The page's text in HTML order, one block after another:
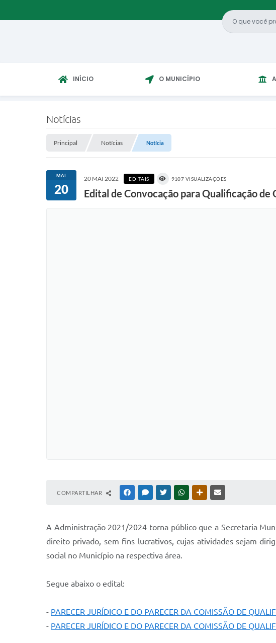
INÍCIO O MUNICÍPIO
Notícias
Principal Notícias Notícia
MAI
20
20 MAI 2022 EDITAIS 9107 VISUALIZAÇÕES
Edital de Convocação para Qualificação
COMPARTILHAR FACEBOOKMESSENGER
TWITTERWHATSAPPOUTRAS MÍDIAS
A Administração 2021/2024 torna público que a Secretaria
direito privado, sem fins lucrativos, cujas atividades sejam
social no Município na respectiva área.
Segue abaixo o edital:
- PARECER JURÍDICO E DO PARECER DA COMISSÃO DE
- PARECER JURÍDICO E DO PARECER DA COMISSÃO DE